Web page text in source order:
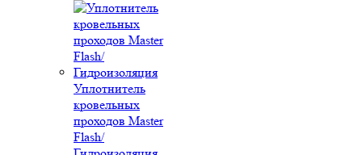
Уплотнитель
кровельных
проходов Master
Flash/